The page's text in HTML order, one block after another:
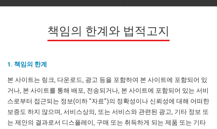
책임의 한계와 법적고지
1. 책임의 한계
본 사이트는 링크, 다운로드, 광고 등을 포함하여 본 사이트에 포함되어 있
거나, 본 사이트를 통해 배포, 전송되거나, 본 사이트에 포함되어 있는 서비
스로부터 접근되는 정보(이하 "자료")의 정확성이나 신뢰성에 대해 어떠한
보증도 하지 않으며, 서비스상의, 또는 서비스와 관련된 광고, 기타 정보 또
는 제안의 결과로서 디스플레이, 구매 또는 취득하게 되는 제품 또는 기타